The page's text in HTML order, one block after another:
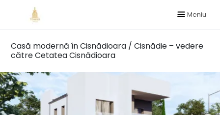
Meniu
Casă modernă în Cisnădioara / Cisnădie – vedere
către Cetatea Cisnădioara